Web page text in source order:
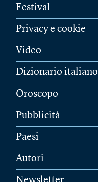
Festival
Privacy e cookie
Video
Dizionario italiano
Oroscopo
Pubblicità
Paesi
Autori